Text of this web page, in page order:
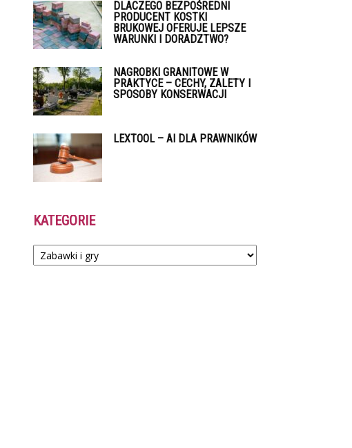
DLACZEGO BEZPOŚREDNI
PRODUCENT KOSTKI
BRUKOWEJ OFERUJE LEPSZE
WARUNKI I DORADZTWO?
NAGROBKI GRANITOWE W
PRAKTYCE – CECHY, ZALETY I
SPOSOBY KONSERWACJI
LEXTOOL – AI DLA PRAWNIKÓW
KATEGORIE
Kategorie